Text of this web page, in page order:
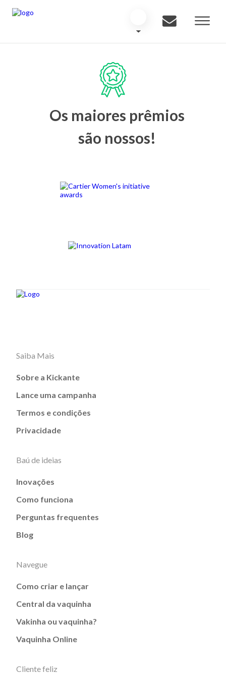
Os maiores prêmios
são nossos!
Saiba Mais
Sobre a Kickante
Lance uma campanha
Termos e condições
Privacidade
Baú de ideias
Inovações
Como funciona
Perguntas frequentes
Blog
Navegue
Como criar e lançar
Central da vaquinha
Vakinha ou vaquinha?
Vaquinha Online
Cliente feliz